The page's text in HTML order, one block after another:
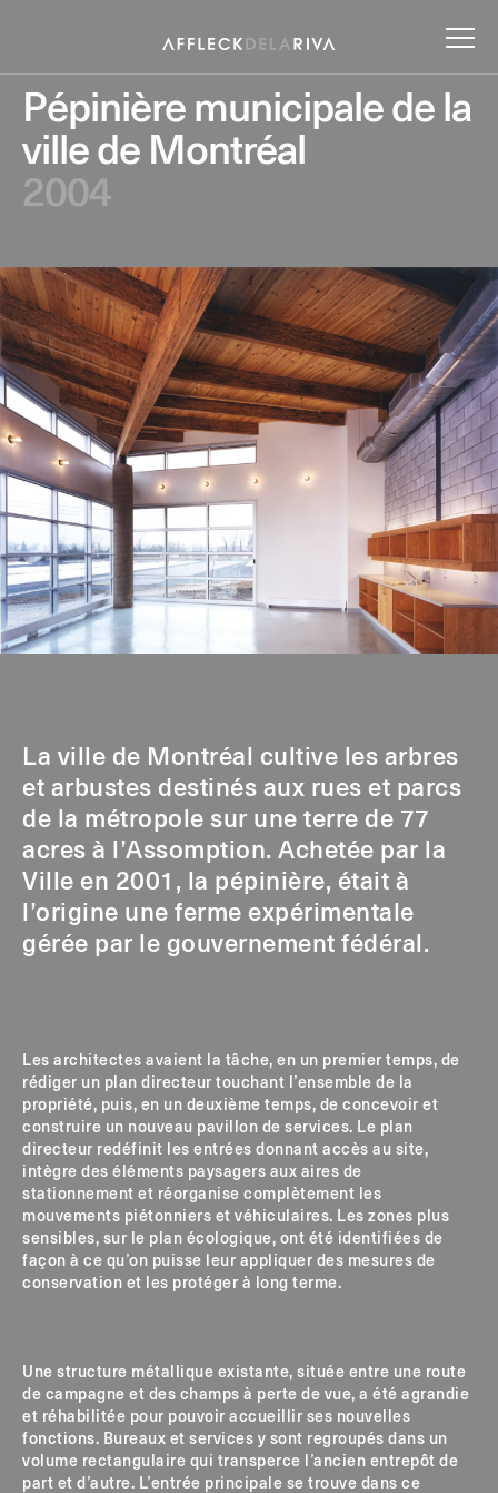
Pépinière municipale de la
ville de Montréal
2004
La ville de Montréal cultive les arbres
et arbustes destinés aux rues et parcs
de la métropole sur une terre de 77
acres à l’Assomption. Achetée par la
Ville en 2001, la pépinière, était à
l’origine une ferme expérimentale
gérée par le gouvernement fédéral.
Les architectes avaient la tâche, en un premier temps, de
rédiger un plan directeur touchant l’ensemble de la
propriété, puis, en un deuxième temps, de concevoir et
construire un nouveau pavillon de services. Le plan
directeur redéfinit les entrées donnant accès au site,
intègre des éléments paysagers aux aires de
stationnement et réorganise complètement les
mouvements piétonniers et véhiculaires. Les zones plus
sensibles, sur le plan écologique, ont été identifiées de
façon à ce qu’on puisse leur appliquer des mesures de
conservation et les protéger à long terme.
Une structure métallique existante, située entre une route
de campagne et des champs à perte de vue, a été agrandie
et réhabilitée pour pouvoir accueillir ses nouvelles
fonctions. Bureaux et services y sont regroupés dans un
volume rectangulaire qui transperce l’ancien entrepôt de
part et d’autre. L’entrée principale se trouve dans ce